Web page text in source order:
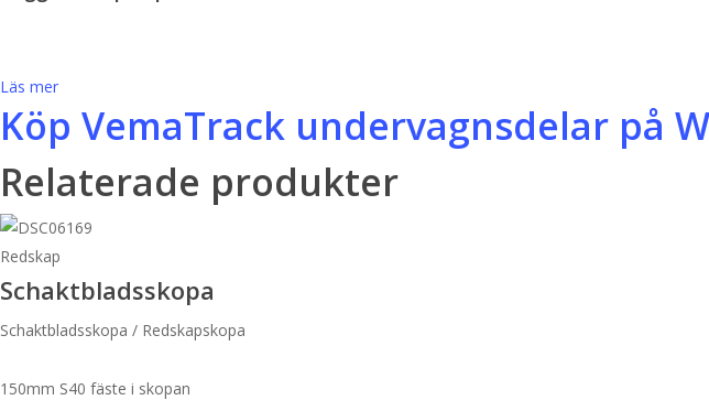
Läs mer
Köp VemaTrack undervagnsdelar på
Relaterade produkter
Redskap
Schaktbladsskopa
Schaktbladsskopa / Redskapskopa
150mm S40 fäste i skopan